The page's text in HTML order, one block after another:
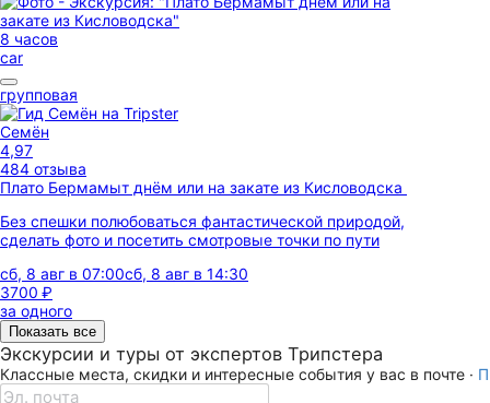
8 часов
car
групповая
Семён
4,97
484 отзыва
Плато Бермамыт днём или на закате из Кисловодска
Без спешки полюбоваться фантастической природой,
сделать фото и посетить смотровые точки по пути
сб, 8 авг в 07:00сб, 8 авг в 14:30
3700 ₽
за одного
Показать все
Экскурсии и туры от экспертов Трипстера
Классные места, скидки и интересные события у вас в почте ·